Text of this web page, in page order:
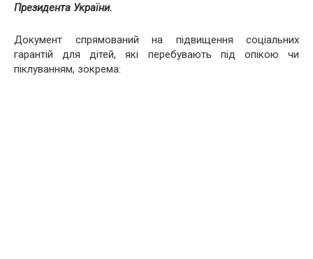
Президента України.
Документ спрямований на підвищення соціальних
гарантій для дітей, які перебувають під опікою чи
піклуванням, зокрема: